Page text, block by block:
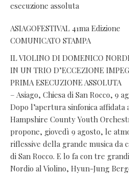
esecuzione assoluta
ASIAGOFESTIVAL 41ma Edizione
COMUNICATO STAMPA
IL VIOLINO DI DOMENICO
IN UN TRIO D’ECCEZIONE
PRIMA ESECUZIONE ASSOLUTA
– Asiago, Chiesa di San Rocco, 9
Dopo l’apertura sinfonica
Hampshire County Youth
propone, giovedì 9 agosto, le
riflessive della grande musica da
di San Rocco. E lo fa con tre
Nordio al Violino, Hyun-Jung